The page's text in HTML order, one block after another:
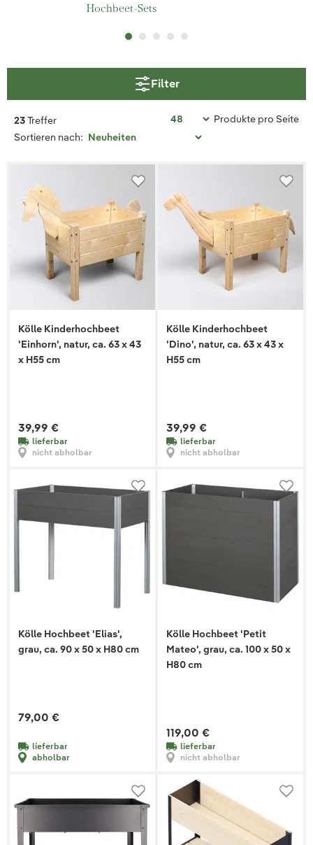
Hochbeet-Sets
Filter
23Treffer
Produkte pro Seite
Sortieren nach:
Kölle Kinderhochbeet
'Einhorn', natur, ca. 63 x 43
x H55 cm
39,99 €
lieferbar
nicht abholbar
Kölle Kinderhochbeet
'Dino', natur, ca. 63 x 43 x
H55 cm
39,99 €
lieferbar
nicht abholbar
Kölle Hochbeet 'Elias',
grau, ca. 90 x 50 x H80 cm
79,00 €
lieferbar
abholbar
Kölle Hochbeet 'Petit
Mateo', grau, ca. 100 x 50 x
H80 cm
119,00 €
lieferbar
nicht abholbar